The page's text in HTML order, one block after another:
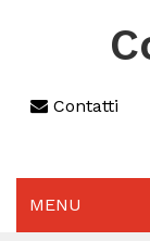
Contatti
MENU